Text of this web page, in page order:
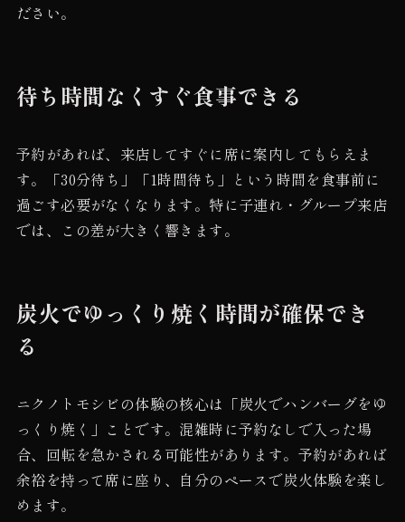
ださい。
待ち時間なくすぐ食事できる
予約があれば、来店してすぐに席に案内してもらえま
す。「30分待ち」「1時間待ち」という時間を食事前に
過ごす必要がなくなります。特に子連れ・グループ来店
では、この差が大きく響きます。
炭火でゆっくり焼く時間が確保でき
る
ニクノトモシビの体験の核心は「炭火でハンバーグをゆ
っくり焼く」ことです。混雑時に予約なしで入った場
合、回転を急かされる可能性があります。予約があれば
余裕を持って席に座り、自分のペースで炭火体験を楽し
めます。